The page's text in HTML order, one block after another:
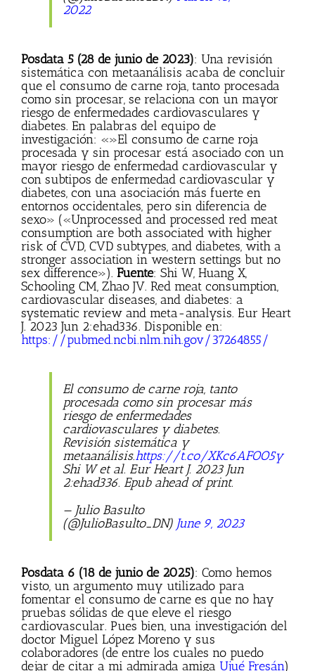
2022
Posdata 5 (28 de junio de 2023): Una revisión
sistemática con metaanálisis acaba de concluir
que el consumo de carne roja, tanto procesada
como sin procesar, se relaciona con un mayor
riesgo de enfermedades cardiovasculares y
diabetes. En palabras del equipo de
investigación: «»El consumo de carne roja
procesada y sin procesar está asociado con un
mayor riesgo de enfermedad cardiovascular y
con subtipos de enfermedad cardiovascular y
diabetes, con una asociación más fuerte en
entornos occidentales, pero sin diferencia de
sexo» («Unprocessed and processed red meat
consumption are both associated with higher
risk of CVD, CVD subtypes, and diabetes, with a
stronger association in western settings but no
sex difference»). Fuente: Shi W, Huang X,
Schooling CM, Zhao JV. Red meat consumption,
cardiovascular diseases, and diabetes: a
systematic review and meta-analysis. Eur Heart
J. 2023 Jun 2:ehad336. Disponible en:
https://pubmed.ncbi.nlm.nih.gov/37264855/
El consumo de carne roja, tanto
procesada como sin procesar más
riesgo de enfermedades
cardiovasculares y diabetes.
Revisión sistemática y
metaanálisis.https://t.co/XKc6AFOO5y
Shi W et al. Eur Heart J. 2023 Jun
2:ehad336. Epub ahead of print.
— ️‍Julio Basulto
(@JulioBasulto_DN) June 9, 2023
Posdata 6 (18 de junio de 2025): Como hemos
visto, un argumento muy utilizado para
fomentar el consumo de carne es que no hay
pruebas sólidas de que eleve el riesgo
cardiovascular. Pues bien, una investigación del
doctor Miguel López Moreno y sus
colaboradores (de entre los cuales no puedo
dejar de citar a mi admirada amiga Ujué Fresán)